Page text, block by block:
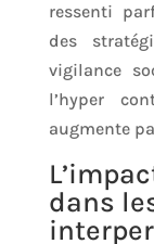
ressenti
des
vigilance
l’hyper
augmente
dans